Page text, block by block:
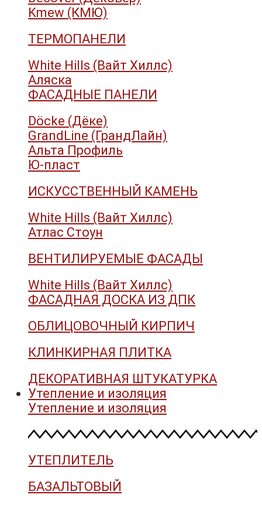
Kmew (КМЮ)
ТЕРМОПАНЕЛИ
White Hills (Вайт Хиллс)
Аляска
ФАСАДНЫЕ ПАНЕЛИ
Döcke (Дёке)
GrandLine (ГрандЛайн)
Альта Профиль
Ю-пласт
ИСКУССТВЕННЫЙ КАМЕНЬ
White Hills (Вайт Хиллс)
Атлас Стоун
ВЕНТИЛИРУЕМЫЕ ФАСАДЫ
White Hills (Вайт Хиллс)
ФАСАДНАЯ ДОСКА ИЗ ДПК
ОБЛИЦОВОЧНЫЙ КИРПИЧ
КЛИНКИРНАЯ ПЛИТКА
ДЕКОРАТИВНАЯ ШТУКАТУРКА
Утепление и изоляция
Утепление и изоляция
УТЕПЛИТЕЛЬ
БАЗАЛЬТОВЫЙ